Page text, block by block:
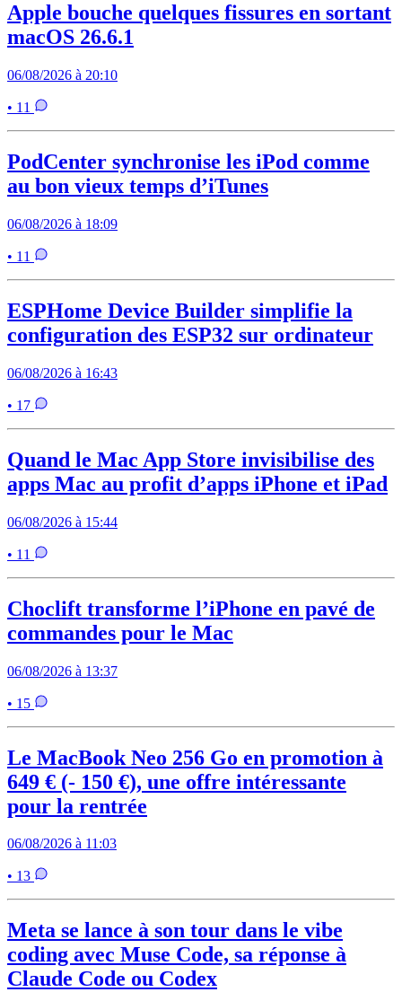
Apple bouche quelques fissures en sortant
macOS 26.6.1
06/08/2026 à 20:10
• 11
PodCenter synchronise les iPod comme
au bon vieux temps d’iTunes
06/08/2026 à 18:09
• 11
ESPHome Device Builder simplifie la
configuration des ESP32 sur ordinateur
06/08/2026 à 16:43
• 17
Quand le Mac App Store invisibilise des
apps Mac au profit d’apps iPhone et iPad
06/08/2026 à 15:44
• 11
Choclift transforme l’iPhone en pavé de
commandes pour le Mac
06/08/2026 à 13:37
• 15
Le MacBook Neo 256 Go en promotion à
649 € (- 150 €), une offre intéressante
pour la rentrée
06/08/2026 à 11:03
• 13
Meta se lance à son tour dans le vibe
coding avec Muse Code, sa réponse à
Claude Code ou Codex